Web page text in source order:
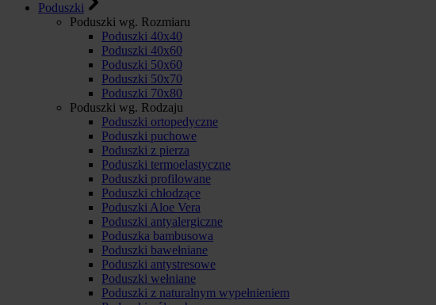
Poduszki
Poduszki wg. Rozmiaru
Poduszki 40x40
Poduszki 40x60
Poduszki 50x60
Poduszki 50x70
Poduszki 70x80
Poduszki wg. Rodzaju
Poduszki ortopedyczne
Poduszki puchowe
Poduszki z pierza
Poduszki termoelastyczne
Poduszki profilowane
Poduszki chłodzące
Poduszki Aloe Vera
Poduszki antyalergiczne
Poduszka bambusowa
Poduszki bawełniane
Poduszki antystresowe
Poduszki wełniane
Poduszki z naturalnym wypełnieniem